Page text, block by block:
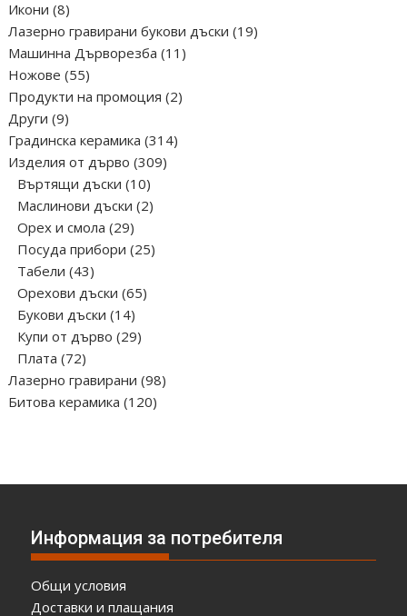
the
product
page
Икони 88
продукта
Лазерно гравирани букови дъски 1919
Машинна Дърворезба 11 11
Ножове 5555
продукта
Продукти на промоция 22
Други 99
продукта
Градинска керамика 314314
Изделия от дърво 309309
Въртящи дъски 1010
продукта
Маслинови дъски 22
Орех и смола 2929
продукта
Посуда прибори 2525
Табели 4343
продукта
Орехови дъски 6565
Букови дъски 1414
продукта
Купи от дърво 2929
Плата 7272
продукта
Лазерно гравирани 9898
Битова керамика 120120
Информация за потребителя
Общи условия
Доставки и плащания